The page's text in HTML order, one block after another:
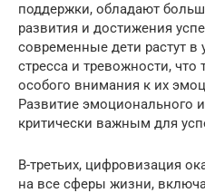
поддержки, обладают
развития и достижения
современные дети растут
стресса и тревожности, что
особого внимания к их
Развитие эмоционального
критически важным для
В-третьих, цифровизация
на все сферы жизни,